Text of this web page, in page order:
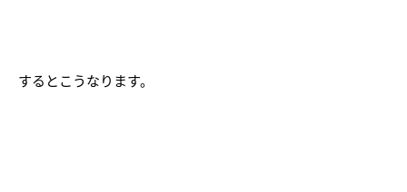
するとこうなります。